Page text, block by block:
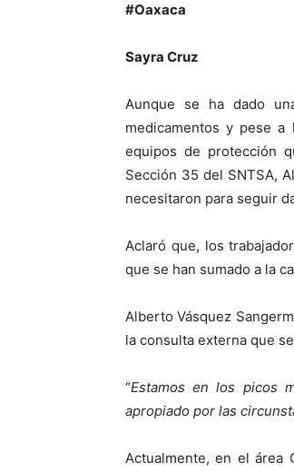
#Oaxaca
Sayra Cruz
Aunque se ha dado
medicamentos y pese
equipos de protección
Sección 35 del SNTSA,
necesitaron para seguir
Aclaró que, los
que se han sumado a la
Alberto Vásquez
la consulta externa que
“Estamos en los picos
apropiado por las
Actualmente, en el área